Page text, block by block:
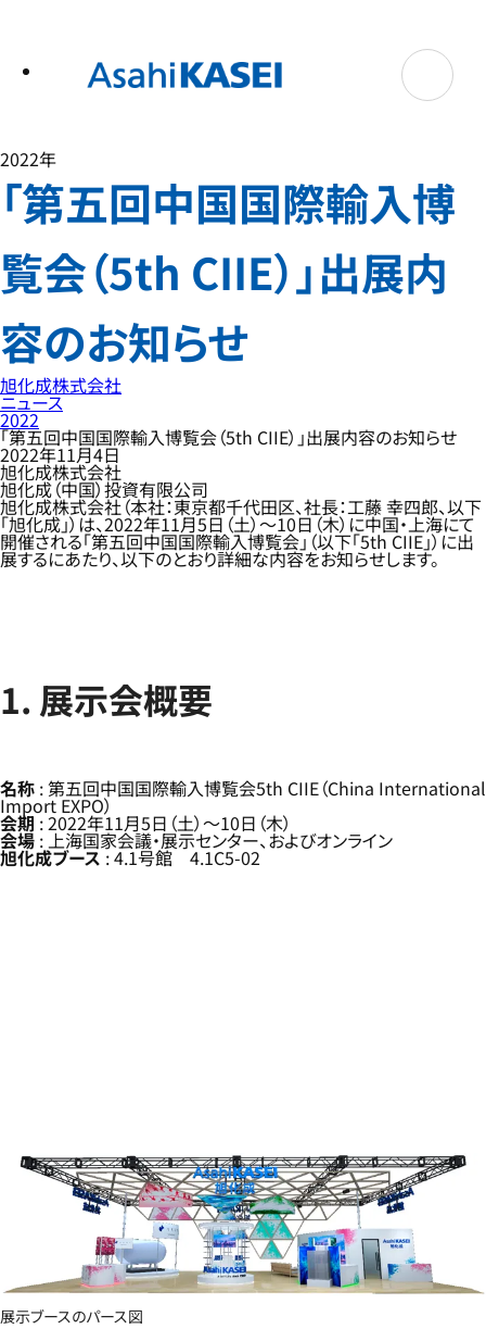
2022年
「第五回中国国際輸入博
覧会（5th CIIE）」出展内
容のお知らせ
旭化成株式会社
ニュース
2022
「第五回中国国際輸入博覧会（5th CIIE）」出展内容のお知らせ
2022年11月4日
旭化成株式会社
旭化成（中国）投資有限公司
旭化成株式会社（本社：東京都千代田区、社長：工藤 幸四郎、以下
「旭化成」）は、2022年11月5日（土）～10日（木）に中国・上海にて
開催される「第五回中国国際輸入博覧会」（以下「5th CIIE」）に出
展するにあたり、以下のとおり詳細な内容をお知らせします。
1. 展示会概要
名称 : 第五回中国国際輸入博覧会5th CIIE（China International
Import EXPO）
会期: 2022年11月5日（土）～10日（木）
会場 : 上海国家会議・展示センター、およびオンライン
旭化成ブース: 4.1号館 4.1C5-02
展示ブースのパース図